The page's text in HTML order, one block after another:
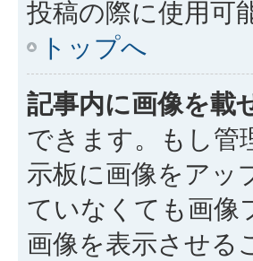
投稿の際に使用可
トップへ
記事内に画像を載
できます。もし管
示板に画像をアッ
ていなくても画像
画像を表示させる